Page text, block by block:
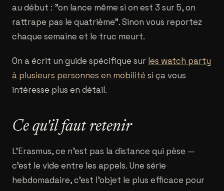
au début : "on lance même si on est 3 sur 5, on
rattrape pas le quatrième". Sinon vous reportez
chaque semaine et le truc meurt.
On a écrit un guide spécifique sur les watch party
à plusieurs personnes en mobilité si ça vous
intéresse plus en détail.
Ce qu'il faut retenir
L'Erasmus, ce n'est pas la distance qui pèse —
c'est le vide entre les appels. Une série
hebdomadaire, c'est l'objet le plus efficace pour